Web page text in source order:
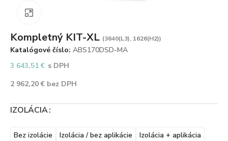
Kompletný KIT-XL (3640(L3), 1626(H2))
Katalógové číslo: ABS170DSD-MA
3 643,51€ s DPH
2 962,20€ bez DPH
IZOLÁCIA
Bez izolácie Izolácia / bez aplikácie Izolácia + aplikácia